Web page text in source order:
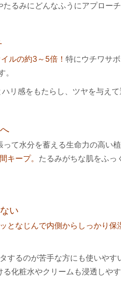
るみにどんなふうにアプロー
ルの約3～5倍！ 特にウチワサ
リ感をもたらし、ツヤを与えて
て水分を蓄える生命力の高い植
キープ。 たるみがちな肌をふっ
い
となじんで内側からしっかり保
るのが苦手な方にも使いやす
化粧水やクリームも浸透しや